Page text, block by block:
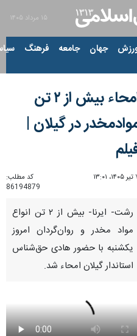
۱۵ مرداد ۱۴۰۵
جهان جامعه فرهنگ
امحاء بیش از ۲ تن
در گیلان |
کد مطلب:
86194879
رشت- ایرنا- بیش از ۲ تن انواع
مواد مخدر و روان‌گردان امروز
یکشنبه با حضور هادی حق‌شناس
استاندار گیلان امحاء شد.